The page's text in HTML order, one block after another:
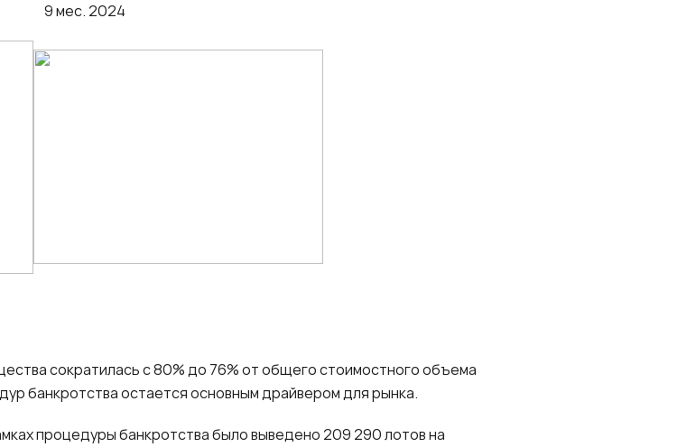
2024
сократилась с 80% до 76% от общего стоимостного объема
банкротства остается основным драйвером для рынка.
процедуры банкротства было выведено 209 290 лотов на